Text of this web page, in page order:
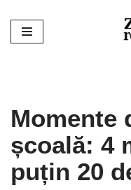
Sari
Momente
școală: 4
puțin 20